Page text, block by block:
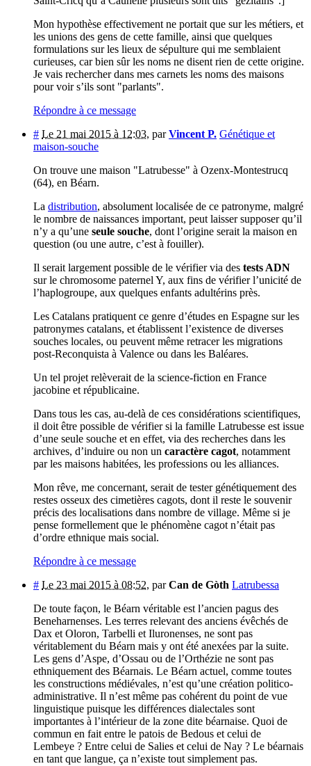
Mon hypothèse effectivement ne portait que sur les métiers, et
les unions des gens de cette famille, ainsi que quelques
formulations sur les lieux de sépulture qui me semblaient
curieuses, car bien sûr les noms ne disent rien de cette origine.
Je vais rechercher dans mes carnets les noms des maisons
pour voir s’ils sont "parlants".
Répondre à ce message
# Le 21 mai 2015 à 12:03, parVincent P. Génétique et
maison-souche
On trouve une maison "Latrubesse" à Ozenx-Montestrucq
(64), en Béarn.
La distribution, absolument localisée de ce patronyme, malgré
le nombre de naissances important, peut laisser supposer qu’il
n’y a qu’une seule souche, dont l’origine serait la maison en
question (ou une autre, c’est à fouiller).
Il serait largement possible de le vérifier via des tests ADN
sur le chromosome paternel Y, aux fins de vérifier l’unicité de
l’haplogroupe, aux quelques enfants adultérins près.
Les Catalans pratiquent ce genre d’études en Espagne sur les
patronymes catalans, et établissent l’existence de diverses
souches locales, ou peuvent même retracer les migrations
post-Reconquista à Valence ou dans les Baléares.
Un tel projet relèverait de la science-fiction en France
jacobine et républicaine.
Dans tous les cas, au-delà de ces considérations scientifiques,
il doit être possible de vérifier si la famille Latrubesse est issue
d’une seule souche et en effet, via des recherches dans les
archives, d’induire ou non un caractère cagot, notamment
par les maisons habitées, les professions ou les alliances.
Mon rêve, me concernant, serait de tester génétiquement des
restes osseux des cimetières cagots, dont il reste le souvenir
précis des localisations dans nombre de village. Même si je
pense formellement que le phénomène cagot n’était pas
d’ordre ethnique mais social.
Répondre à ce message
# Le 23 mai 2015 à 08:52, parCan de Gòth Latrubessa
De toute façon, le Béarn véritable est l’ancien pagus des
Beneharnenses. Les terres relevant des anciens évêchés de
Dax et Oloron, Tarbelli et Iluronenses, ne sont pas
véritablement du Béarn mais y ont été anexées par la suite.
Les gens d’Aspe, d’Ossau ou de l’Orthézie ne sont pas
ethniquement des Béarnais. Le Béarn actuel, comme toutes
les constructions médiévales, n’est qu’une création politico-
administrative. Il n’est même pas cohérent du point de vue
linguistique puisque les différences dialectales sont
importantes à l’intérieur de la zone dite béarnaise. Quoi de
commun en fait entre le patois de Bedous et celui de
Lembeye ? Entre celui de Salies et celui de Nay ? Le béarnais
en tant que langue, ça n’existe tout simplement pas.